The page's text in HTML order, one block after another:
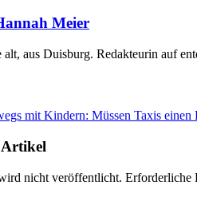
Meier
alt, aus Duisburg. Redakteurin auf
mit Kindern: Müssen Taxis einen
Artikel
nicht veröffentlicht. Erforderliche